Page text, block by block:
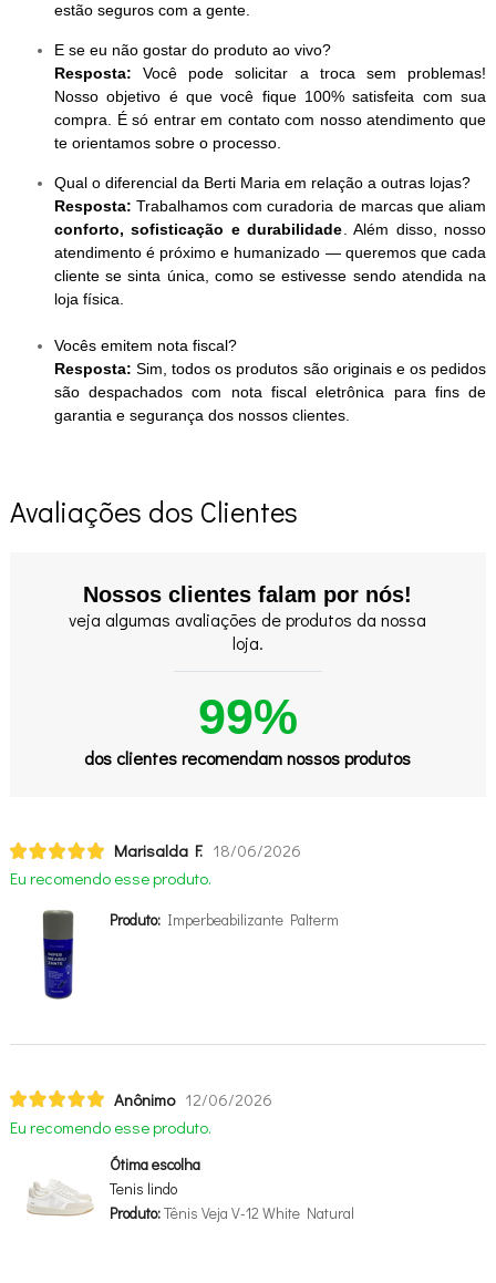
estão seguros com a gente.
E se eu não gostar do produto ao vivo?
Resposta: Você pode solicitar a troca sem problemas!
Nosso objetivo é que você fique 100% satisfeita com sua
compra. É só entrar em contato com nosso atendimento que
te orientamos sobre o processo.
Qual o diferencial da Berti Maria em relação a outras lojas?
Resposta: Trabalhamos com curadoria de marcas que aliam
conforto, sofisticação e durabilidade . Além disso, nosso
atendimento é próximo e humanizado — queremos que cada
cliente se sinta única, como se estivesse sendo atendida na
loja física.
Vocês emitem nota fiscal?
Resposta:Sim, todos os produtos são originais e os pedidos
são despachados com nota fiscal eletrônica para fins de
garantia e segurança dos nossos clientes.
Avaliações dos Clientes
Nossos clientes falam por nós!
veja algumas avaliações de produtos da nossa
loja.
99%
dos clientes recomendam nossos produtos
Marisalda F. 18/06/2026
Eu recomendo esse produto.
Produto:Imperbeabilizante Palterm
Anônimo 12/06/2026
Eu recomendo esse produto.
Ótima escolha
Tenis lindo
Produto:Tênis Veja V-12 White Natural